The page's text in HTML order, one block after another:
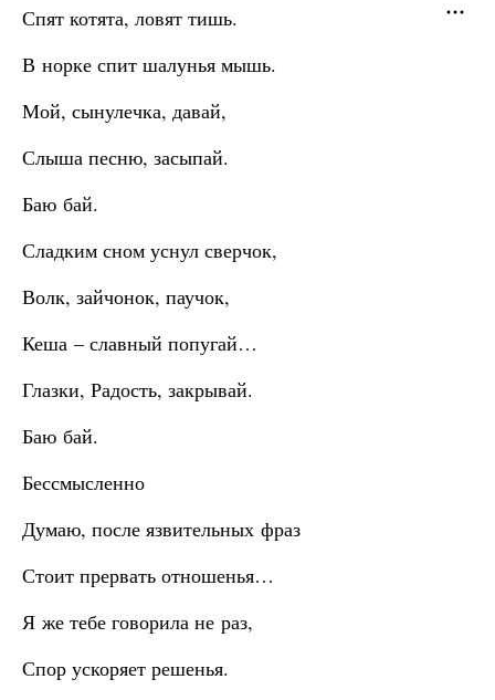
Спят котята, ловят тишь.
В норке спит шалунья мышь.
Мой, сынулечка, давай,
Слыша песню, засыпай.
Баю бай.
Сладким сном уснул сверчок,
Волк, зайчонок, паучок,
Кеша – славный попугай…
Глазки, Радость, закрывай.
Баю бай.
Бессмысленно
Думаю, после язвительных фраз
Стоит прервать отношенья…
Я же тебе говорила не раз,
Спор ускоряет решенья.